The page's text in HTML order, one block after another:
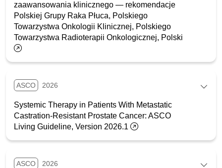
zaawansowania klinicznego — rekomendacje
Polskiej Grupy Raka Płuca, Polskiego
Towarzystwa Onkologii Klinicznej, Polskiego
Towarzystwa Radioterapii Onkologicznej, Polski
ASCO 2026
Systemic Therapy in Patients With Metastatic
Castration-Resistant Prostate Cancer: ASCO
Living Guideline, Version 2026.1
ASCO 2026